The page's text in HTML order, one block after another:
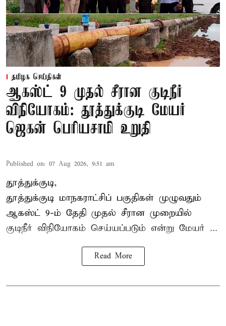
தமிழக செய்திகள்
ஆகஸ்ட் 9 முதல் சீரான குடிநீர்
விநியோகம்: தூத்துக்குடி மேயர்
ஜெகன் பெரியசாமி உறுதி
Published on: 07 Aug 2026, 9:51 am
தூத்துக்குடி,
தூத்துக்குடி மாநகராட்சிப் பகுதிகள் முழுவதும்
ஆகஸ்ட் 9-ம் தேதி முதல் சீரான முறையில்
குடிநீர் விநியோகம் செய்யப்படும் என்று மேயர் ...
Read More